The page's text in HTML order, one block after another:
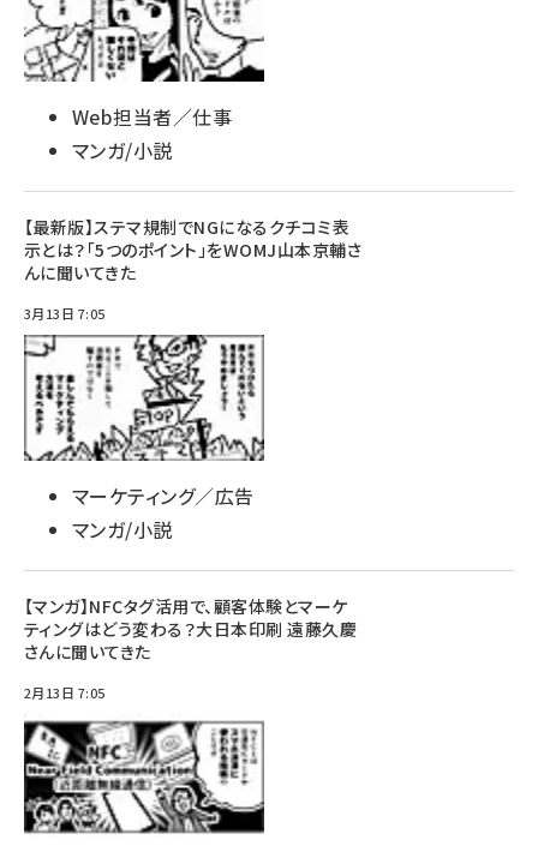
Web担当者／仕事
マンガ/小説
【最新版】ステマ規制でNGになるクチコミ表
示とは？「5つのポイント」をWOMJ山本京輔さ
んに聞いてきた
3月13日 7:05
マーケティング／広告
マンガ/小説
【マンガ】NFCタグ活用で、顧客体験とマーケ
ティングはどう変わる？大日本印刷 遠藤久慶
さんに聞いてきた
2月13日 7:05